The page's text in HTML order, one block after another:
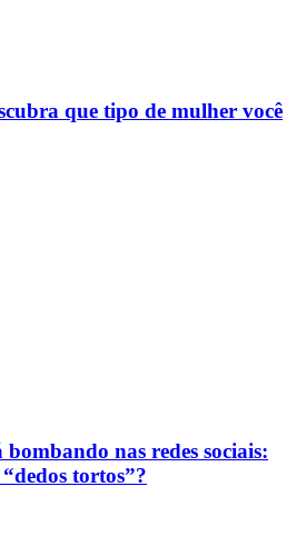
que tipo de mulher você
bombando nas redes sociais:
tortos”?